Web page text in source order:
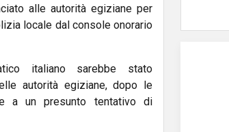
alle autorità egiziane per
locale dal console onorario
italiano sarebbe stato
autorità egiziane, dopo le
a un presunto tentativo di